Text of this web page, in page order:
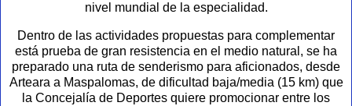
nivel mundial de la especialidad.
Dentro de las actividades propuestas para complementar
está prueba de gran resistencia en el medio natural, se ha
preparado una ruta de senderismo para aficionados, desde
Arteara a Maspalomas, de dificultad baja/media (15 km) que
la Concejalía de Deportes quiere promocionar entre los